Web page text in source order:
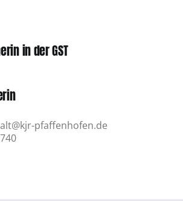
in der GST
pfaffenhofen.de